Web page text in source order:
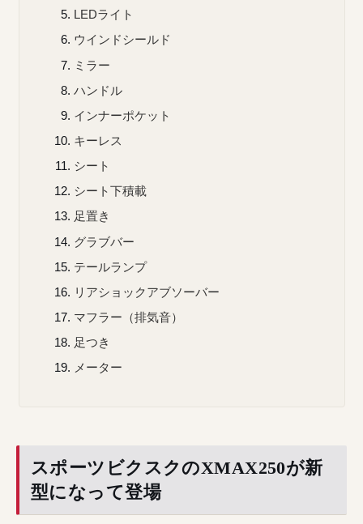
LEDライト
ウインドシールド
ミラー
ハンドル
インナーポケット
キーレス
シート
シート下積載
足置き
グラブバー
テールランプ
リアショックアブソーバー
マフラー（排気音）
足つき
メーター
スポーツビクスクのXMAX250が新
型になって登場